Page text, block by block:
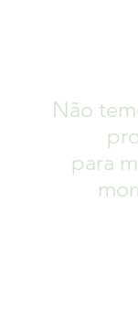
Não
para